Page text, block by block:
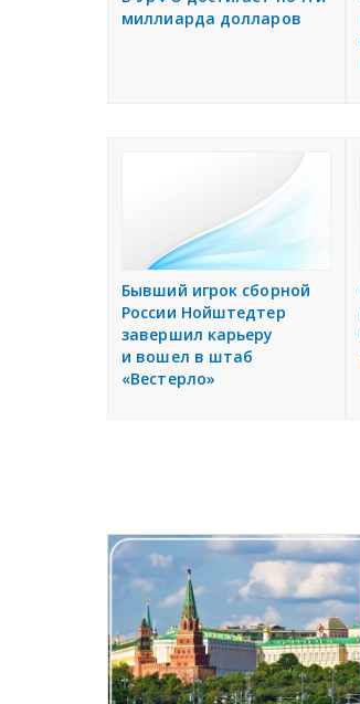
миллиарда долларов
Бывший игрок сборной
России Нойштедтер
завершил карьеру
и вошел в штаб
«Вестерло»